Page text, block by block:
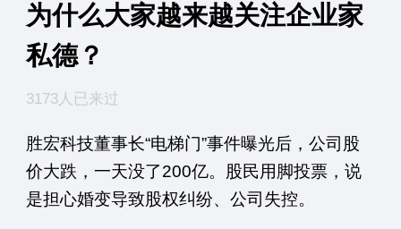
为什么大家越来越关注企业家
私德？
3173人已来过
胜宏科技董事长“电梯门”事件曝光后，公司股
价大跌，一天没了200亿。股民用脚投票，说
是担心婚变导致股权纠纷、公司失控。